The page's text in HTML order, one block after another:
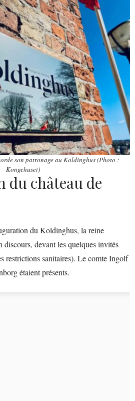
son patronage au Koldinghus (Photo :
Kongehuset)
château de
du Koldinghus, la reine
devant les quelques invités
restrictions sanitaires). Le comte Ingolf
étaient présents.